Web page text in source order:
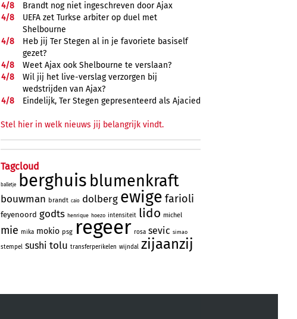
4/8
Brandt nog niet ingeschreven door Ajax
4/8
UEFA zet Turkse arbiter op duel met
Shelbourne
4/8
Heb jij Ter Stegen al in je favoriete basiself
gezet?
4/8
Weet Ajax ook Shelbourne te verslaan?
4/8
Wil jij het live-verslag verzorgen bij
wedstrijden van Ajax?
4/8 Eindelijk, Ter Stegen gepresenteerd als Ajacied
Stel hier in welk nieuws jij belangrijk vindt.
Tagcloud
balletje berghuis blumenkraft
bouwman brandt caio dolberg ewige farioli
feyenoord godts henrique hoezo intensiteit lido michel
mie mika mokio psg regeer rosa sevic simao
stempel sushi tolu transferperikelen wijndal zijaanzij